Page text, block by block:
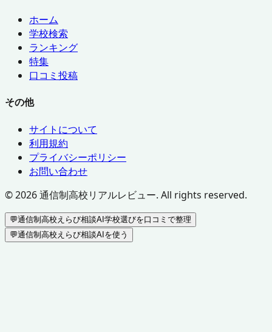
ホーム
学校検索
ランキング
特集
口コミ投稿
その他
サイトについて
利用規約
プライバシーポリシー
お問い合わせ
©2026通信制高校リアルレビュー. All rights reserved.
💬通信制高校えらび相談AI学校選びを口コミで整理
💬通信制高校えらび相談AIを使う